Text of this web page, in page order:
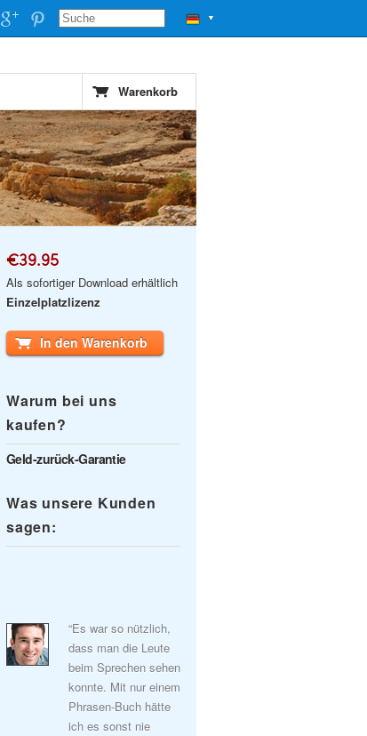
▼
Warenkorb
€39.95
Als sofortiger Download erhältlich
Einzelplatzlizenz
In den Warenkorb
Warum bei uns
kaufen?
Geld-zurück-Garantie
Was unsere Kunden
sagen:
“Es war so nützlich,
dass man die Leute
beim Sprechen sehen
konnte. Mit nur einem
Phrasen-Buch hätte
ich es sonst nie